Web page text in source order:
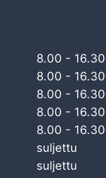
8.00 - 16.30
8.00 - 16.30
8.00 - 16.30
8.00 - 16.30
8.00 - 16.30
suljettu
suljettu